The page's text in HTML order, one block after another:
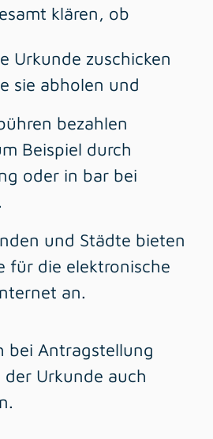
klären, ob
Urkunde zuschicken
sie abholen und
bezahlen
Beispiel durch
oder in bar bei
und Städte bieten
für die elektronische
an.
bei Antragstellung
Urkunde auch